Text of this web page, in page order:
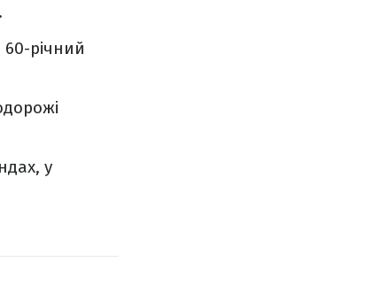
60-річний
у